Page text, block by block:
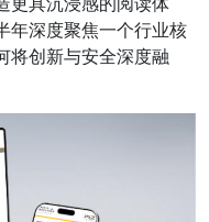
年深度聚焦一个行业核
将创新与安全深度融